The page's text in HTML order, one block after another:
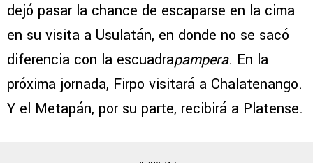
dejó pasar la chance de escaparse en la cima
en su visita a Usulatán, en donde no se sacó
diferencia con la escuadrapampera. En la
próxima jornada, Firpo visitará a Chalatenango.
Y el Metapán, por su parte, recibirá a Platense.